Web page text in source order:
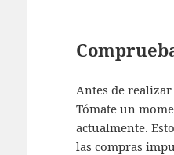
Antes de
Tómate un
actualmente.
las compras